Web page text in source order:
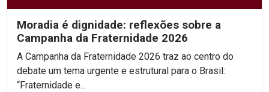
Moradia é dignidade: reflexões sobre a
Campanha da Fraternidade 2026
A Campanha da Fraternidade 2026 traz ao centro do
debate um tema urgente e estrutural para o Brasil:
“Fraternidade e...